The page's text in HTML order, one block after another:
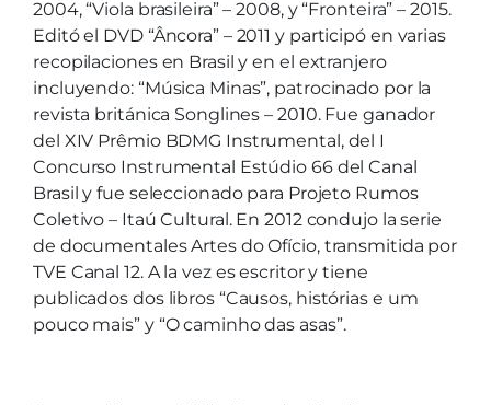
2004, “Viola brasileira” – 2008, y “Fronteira” – 2015.
Editó el DVD “Âncora” – 2011 y participó en varias
recopilaciones en Brasil y en el extranjero
incluyendo: “Música Minas”, patrocinado por la
revista británica Songlines – 2010. Fue ganador
del XIV Prêmio BDMG Instrumental, del I
Concurso Instrumental Estúdio 66 del Canal
Brasil y fue seleccionado para Projeto Rumos
Coletivo – Itaú Cultural. En 2012 condujo la serie
de documentales Artes do Ofício, transmitida por
TVE Canal 12. A la vez es escritor y tiene
publicados dos libros “Causos, histórias e um
pouco mais” y “O caminho das asas”.